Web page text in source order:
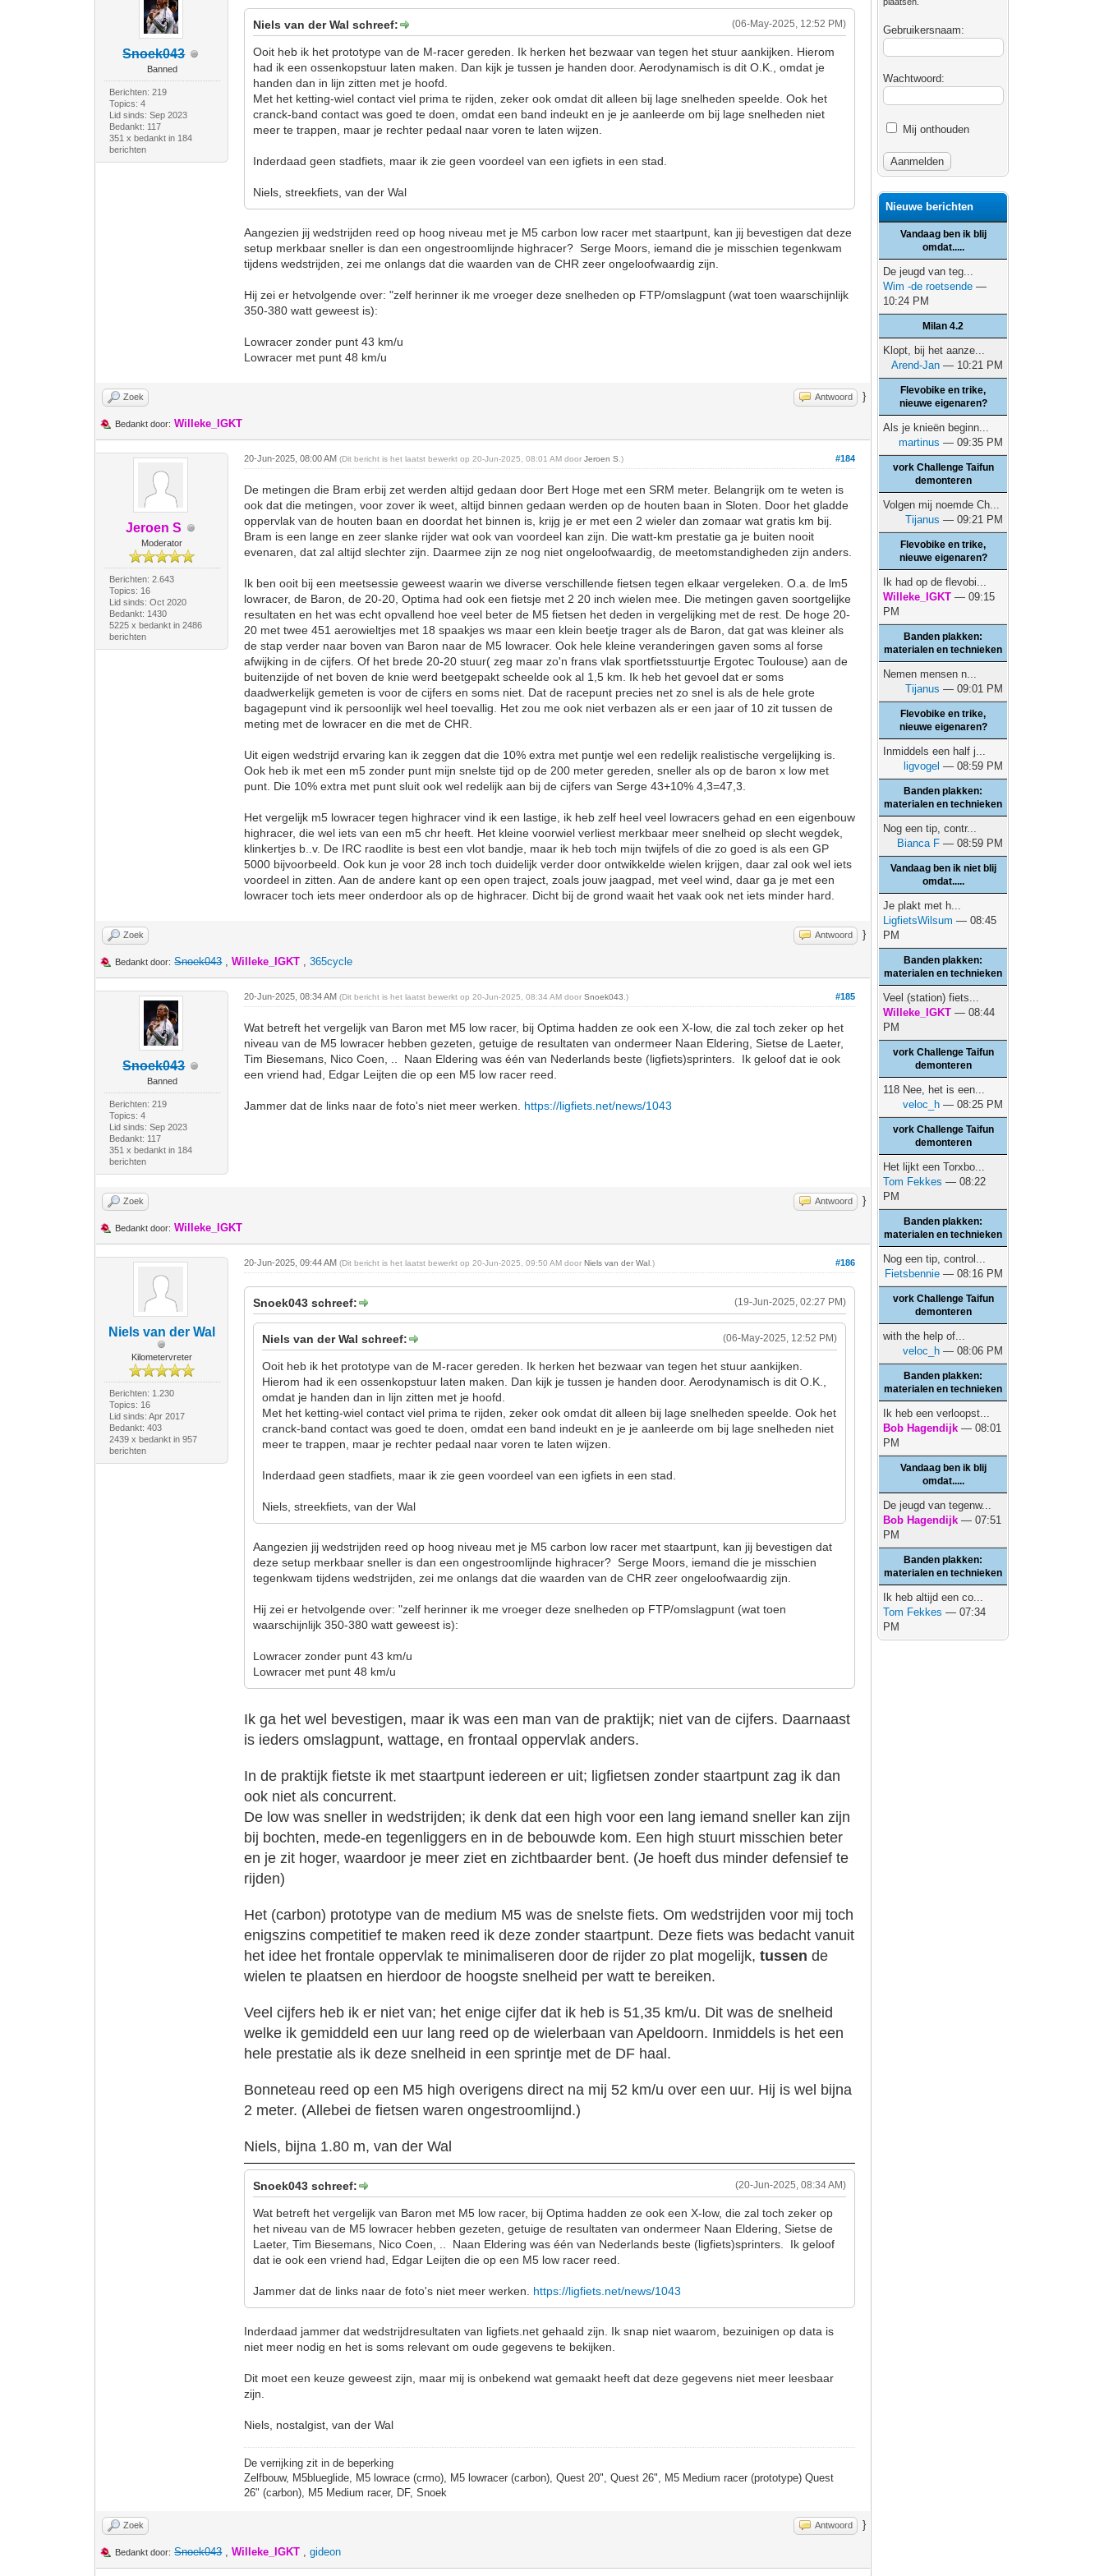
Snoek043
Banned
Berichten: 219
Topics: 4
Lid sinds: Sep 2023
Bedankt: 117
351 x bedankt in 184
berichten
(06-May-2025, 12:52 PM)
Niels van der Wal schreef:
Ooit heb ik het prototype van de M-racer gereden. Ik herken het bezwaar van tegen het stuur aankijken. Hierom
had ik een ossenkopstuur laten maken. Dan kijk je tussen je handen door. Aerodynamisch is dit O.K., omdat je
handen dan in lijn zitten met je hoofd.
Met het ketting-wiel contact viel prima te rijden, zeker ook omdat dit alleen bij lage snelheden speelde. Ook het
cranck-band contact was goed te doen, omdat een band indeukt en je je aanleerde om bij lage snelheden niet
meer te trappen, maar je rechter pedaal naar voren te laten wijzen.
Inderdaad geen stadfiets, maar ik zie geen voordeel van een igfiets in een stad.
Niels, streekfiets, van der Wal
Aangezien jij wedstrijden reed op hoog niveau met je M5 carbon low racer met staartpunt, kan jij bevestigen dat deze
setup merkbaar sneller is dan een ongestroomlijnde highracer? Serge Moors, iemand die je misschien tegenkwam
tijdens wedstrijden, zei me onlangs dat die waarden van de CHR zeer ongeloofwaardig zijn.
Hij zei er hetvolgende over: "zelf herinner ik me vroeger deze snelheden op FTP/omslagpunt (wat toen waarschijnlijk
350-380 watt geweest is):
Lowracer zonder punt 43 km/u
Lowracer met punt 48 km/u
Zoek Antwoord }
Bedankt door: Willeke_IGKT
Jeroen S
Moderator
Berichten: 2.643
Topics: 16
Lid sinds: Oct 2020
Bedankt: 1430
5225 x bedankt in 2486
berichten
#184
20-Jun-2025, 08:00 AM(Dit bericht is het laatst bewerkt op 20-Jun-2025, 08:01 AM doorJeroen S .)
De metingen die Bram erbij zet werden altijd gedaan door Bert Hoge met een SRM meter. Belangrijk om te weten is
ook dat die metingen, voor zover ik weet, altijd binnen gedaan werden op de houten baan in Sloten. Door het gladde
oppervlak van de houten baan en doordat het binnen is, krijg je er met een 2 wieler dan zomaar wat gratis km bij.
Bram is een lange en zeer slanke rijder wat ook van voordeel kan zijn. Die watt-km prestatie ga je buiten nooit
evenaren, dat zal altijd slechter zijn. Daarmee zijn ze nog niet ongeloofwaardig, de meetomstandigheden zijn anders.
Ik ben ooit bij een meetsessie geweest waarin we diverse verschillende fietsen tegen elkaar vergeleken. O.a. de lm5
lowracer, de Baron, de 20-20, Optima had ook een fietsje met 2 20 inch wielen mee. Die metingen gaven soortgelijke
resultaten en het was echt opvallend hoe veel beter de M5 fietsen het deden in vergelijking met de rest. De hoge 20-
20 met twee 451 aerowieltjes met 18 spaakjes ws maar een klein beetje trager als de Baron, dat gat was kleiner als
de stap verder naar boven van Baron naar de M5 lowracer. Ook hele kleine veranderingen gaven soms al forse
afwijking in de cijfers. Of het brede 20-20 stuur( zeg maar zo'n frans vlak sportfietsstuurtje Ergotec Toulouse) aan de
buitenzijde of net boven de knie werd beetgepakt scheelde ook al 1,5 km. Ik heb het gevoel dat er soms
daadwerkelijk gemeten is voor de cijfers en soms niet. Dat de racepunt precies net zo snel is als de hele grote
bagagepunt vind ik persoonlijk wel heel toevallig. Het zou me ook niet verbazen als er een jaar of 10 zit tussen de
meting met de lowracer en die met de CHR.
Uit eigen wedstrijd ervaring kan ik zeggen dat die 10% extra met puntje wel een redelijk realistische vergelijking is.
Ook heb ik met een m5 zonder punt mijn snelste tijd op de 200 meter gereden, sneller als op de baron x low met
punt. Die 10% extra met punt sluit ook wel redelijk aan bij de cijfers van Serge 43+10% 4,3=47,3.
Het vergelijk m5 lowracer tegen highracer vind ik een lastige, ik heb zelf heel veel lowracers gehad en een eigenbouw
highracer, die wel iets van een m5 chr heeft. Het kleine voorwiel verliest merkbaar meer snelheid op slecht wegdek,
klinkertjes b..v. De IRC raodlite is best een vlot bandje, maar ik heb toch mijn twijfels of die zo goed is als een GP
5000 bijvoorbeeld. Ook kun je voor 28 inch toch duidelijk verder door ontwikkelde wielen krijgen, daar zal ook wel iets
voordeel in zitten. Aan de andere kant op een open traject, zoals jouw jaagpad, met veel wind, daar ga je met een
lowracer toch iets meer onderdoor als op de highracer. Dicht bij de grond waait het vaak ook net iets minder hard.
Zoek Antwoord }
Bedankt door: Snoek043,Willeke_IGKT ,365cycle
Snoek043
Banned
Berichten: 219
Topics: 4
Lid sinds: Sep 2023
Bedankt: 117
351 x bedankt in 184
berichten
#185
20-Jun-2025, 08:34 AM(Dit bericht is het laatst bewerkt op 20-Jun-2025, 08:34 AM doorSnoek043 .)
Wat betreft het vergelijk van Baron met M5 low racer, bij Optima hadden ze ook een X-low, die zal toch zeker op het
niveau van de M5 lowracer hebben gezeten, getuige de resultaten van ondermeer Naan Eldering, Sietse de Laeter,
Tim Biesemans, Nico Coen, .. Naan Eldering was één van Nederlands beste (ligfiets)sprinters. Ik geloof dat ie ook
een vriend had, Edgar Leijten die op een M5 low racer reed.
Jammer dat de links naar de foto's niet meer werken. https://ligfiets.net/news/1043
Zoek Antwoord }
Bedankt door: Willeke_IGKT
Niels van der Wal
Kilometervreter
Berichten: 1.230
Topics: 16
Lid sinds: Apr 2017
Bedankt: 403
2439 x bedankt in 957
berichten
#186
20-Jun-2025, 09:44 AM(Dit bericht is het laatst bewerkt op 20-Jun-2025, 09:50 AM doorNiels van der Wal .)
(19-Jun-2025, 02:27 PM)
Snoek043 schreef:
(06-May-2025, 12:52 PM)
Niels van der Wal schreef:
Ooit heb ik het prototype van de M-racer gereden. Ik herken het bezwaar van tegen het stuur aankijken.
Hierom had ik een ossenkopstuur laten maken. Dan kijk je tussen je handen door. Aerodynamisch is dit O.K.,
omdat je handen dan in lijn zitten met je hoofd.
Met het ketting-wiel contact viel prima te rijden, zeker ook omdat dit alleen bij lage snelheden speelde. Ook het
cranck-band contact was goed te doen, omdat een band indeukt en je je aanleerde om bij lage snelheden niet
meer te trappen, maar je rechter pedaal naar voren te laten wijzen.
Inderdaad geen stadfiets, maar ik zie geen voordeel van een igfiets in een stad.
Niels, streekfiets, van der Wal
Aangezien jij wedstrijden reed op hoog niveau met je M5 carbon low racer met staartpunt, kan jij bevestigen dat
deze setup merkbaar sneller is dan een ongestroomlijnde highracer? Serge Moors, iemand die je misschien
tegenkwam tijdens wedstrijden, zei me onlangs dat die waarden van de CHR zeer ongeloofwaardig zijn.
Hij zei er hetvolgende over: "zelf herinner ik me vroeger deze snelheden op FTP/omslagpunt (wat toen
waarschijnlijk 350-380 watt geweest is):
Lowracer zonder punt 43 km/u
Lowracer met punt 48 km/u
Ik ga het wel bevestigen, maar ik was een man van de praktijk; niet van de cijfers. Daarnaast
is ieders omslagpunt, wattage, en frontaal oppervlak anders.
In de praktijk fietste ik met staartpunt iedereen er uit; ligfietsen zonder staartpunt zag ik dan
ook niet als concurrent.
De low was sneller in wedstrijden; ik denk dat een high voor een lang iemand sneller kan zijn
bij bochten, mede-en tegenliggers en in de bebouwde kom. Een high stuurt misschien beter
en je zit hoger, waardoor je meer ziet en zichtbaarder bent. (Je hoeft dus minder defensief te
rijden)
Het (carbon) prototype van de medium M5 was de snelste fiets. Om wedstrijden voor mij toch
enigszins competitief te maken reed ik deze zonder staartpunt. Deze fiets was bedacht vanuit
het idee het frontale oppervlak te minimaliseren door de rijder zo plat mogelijk,tussen de
wielen te plaatsen en hierdoor de hoogste snelheid per watt te bereiken.
Veel cijfers heb ik er niet van; het enige cijfer dat ik heb is 51,35 km/u. Dit was de snelheid
welke ik gemiddeld een uur lang reed op de wielerbaan van Apeldoorn. Inmiddels is het een
hele prestatie als ik deze snelheid in een sprintje met de DF haal.
Bonneteau reed op een M5 high overigens direct na mij 52 km/u over een uur. Hij is wel bijna
2 meter. (Allebei de fietsen waren ongestroomlijnd.)
Niels, bijna 1.80 m, van der Wal
(20-Jun-2025, 08:34 AM)
Snoek043 schreef:
Wat betreft het vergelijk van Baron met M5 low racer, bij Optima hadden ze ook een X-low, die zal toch zeker op
het niveau van de M5 lowracer hebben gezeten, getuige de resultaten van ondermeer Naan Eldering, Sietse de
Laeter, Tim Biesemans, Nico Coen, .. Naan Eldering was één van Nederlands beste (ligfiets)sprinters. Ik geloof
dat ie ook een vriend had, Edgar Leijten die op een M5 low racer reed.
Jammer dat de links naar de foto's niet meer werken. https://ligfiets.net/news/1043
Inderdaad jammer dat wedstrijdresultaten van ligfiets.net gehaald zijn. Ik snap niet waarom, bezuinigen op data is
niet meer nodig en het is soms relevant om oude gegevens te bekijken.
Dit moet een keuze geweest zijn, maar mij is onbekend wat gemaakt heeft dat deze gegevens niet meer leesbaar
zijn.
Niels, nostalgist, van der Wal
De verrijking zit in de beperking
Zelfbouw, M5blueglide, M5 lowrace (crmo), M5 lowracer (carbon), Quest 20", Quest 26", M5 Medium racer (prototype) Quest
26" (carbon), M5 Medium racer, DF, Snoek
Zoek Antwoord }
Bedankt door: Snoek043,Willeke_IGKT ,gideon
Gebruikersnaam:
Wachtwoord:
Mij onthouden
Nieuwe berichten
Vandaag ben ik blij
omdat.....
De jeugd van teg...
Wim -de roetsende —
10:24 PM
Milan 4.2
Klopt, bij het aanze...
Arend-Jan — 10:21 PM
Flevobike en trike,
nieuwe eigenaren?
Als je knieën beginn...
martinus — 09:35 PM
vork Challenge Taifun
demonteren
Volgen mij noemde Ch...
Tijanus — 09:21 PM
Flevobike en trike,
nieuwe eigenaren?
Ik had op de flevobi...
Willeke_IGKT — 09:15
PM
Banden plakken:
materialen en technieken
Nemen mensen n...
Tijanus — 09:01 PM
Flevobike en trike,
nieuwe eigenaren?
Inmiddels een half j...
ligvogel — 08:59 PM
Banden plakken:
materialen en technieken
Nog een tip, contr...
Bianca F — 08:59 PM
Vandaag ben ik niet blij
omdat.....
Je plakt met h...
LigfietsWilsum — 08:45
PM
Banden plakken:
materialen en technieken
Veel (station) fiets...
Willeke_IGKT — 08:44
PM
vork Challenge Taifun
demonteren
118 Nee, het is een...
veloc_h — 08:25 PM
vork Challenge Taifun
demonteren
Het lijkt een Torxbo...
Tom Fekkes — 08:22
PM
Banden plakken:
materialen en technieken
Nog een tip, control...
Fietsbennie — 08:16 PM
vork Challenge Taifun
demonteren
with the help of...
veloc_h — 08:06 PM
Banden plakken:
materialen en technieken
Ik heb een verloopst...
Bob Hagendijk — 08:01
PM
Vandaag ben ik blij
omdat.....
De jeugd van tegenw...
Bob Hagendijk — 07:51
PM
Banden plakken:
materialen en technieken
Ik heb altijd een co...
Tom Fekkes — 07:34
PM